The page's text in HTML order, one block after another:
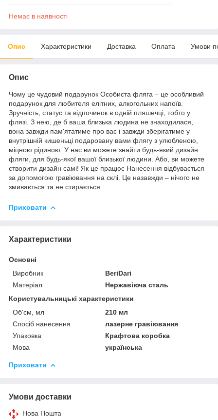
Немає в наявності
Опис Характеристики Доставка Оплата Умови
Опис
Чому це чудовий подарунок Особиста фляга – це особливий
подарунок для любителя елітних, алкогольних напоїв.
Зручність, статус та відпочинок в одній пляшечці, тобто у
флязі. З нею, де б ваша близька людина не знаходилася,
вона завжди пам'ятатиме про вас і завжди зберігатиме у
внутрішній кишеньці подаровану вами флягу з улюбленою,
міцною рідиною. У нас ви можете знайти будь-який дизайн
фляги, для будь-якої вашої близької людини. Або, ви можете
створити дизайн самі! Як це працює Нанесення відбувається
за допомогою гравіювання на склі. Це назавжди – нічого не
змивається та не стирається.
Приховати
Характеристики
Основні
Виробник
BeriDari
Матеріал
Нержавіюча сталь
Користувальницькі характеристики
Об'єм, мл
210 мл
Спосіб нанесення
лазерне гравіювання
Упаковка
Крафтова коробка
Мова
українська
Приховати
Умови доставки
Нова Пошта